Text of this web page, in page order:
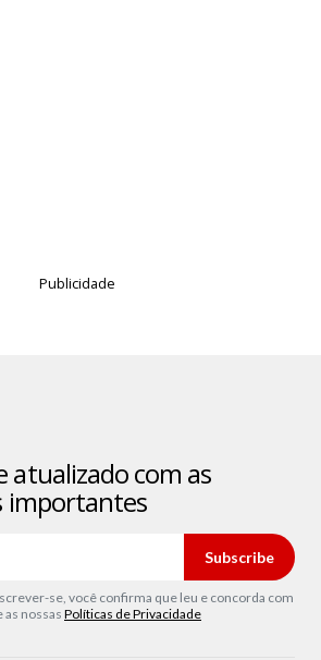
Publicidade
atualizado com as
importantes
Subscribe
se, você confirma que leu e concorda com
as nossas Políticas de Privacidade